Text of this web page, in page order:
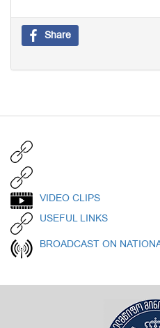
Share
VIDEO CLIPS
USEFUL LINKS
BROADCAST ON